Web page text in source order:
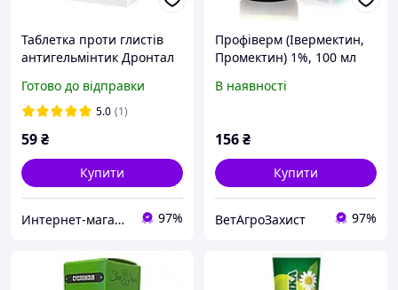
Таблетка проти глистів
антигельмінтик Дронтал
табл.
Готово до відправки
5.0 (1)
59₴
Купити
Интернет-магазин "ZooSimba" 97%
Профіверм (Івермектин,
Промектин) 1%, 100 мл
В наявності
156₴
Купити
ВетАгроЗахист 97%